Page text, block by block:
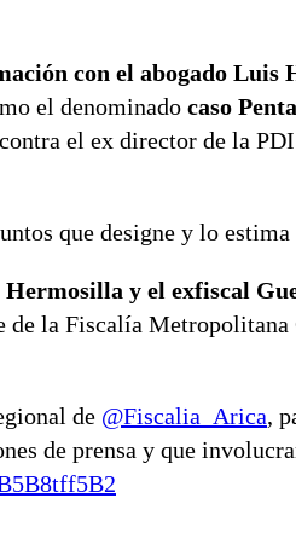
con el abogado Luis
el denominado caso Penta
el ex director de la
que designe y lo estima
Hermosilla y el exfiscal
de la Fiscalía Metropolitana
de @Fiscalia_Arica,
de prensa y que